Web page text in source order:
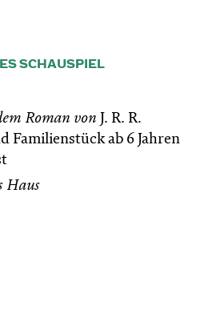
SCHAUSPIEL
Roman von J. R. R.
Familienstück ab 6 Jahren
Haus